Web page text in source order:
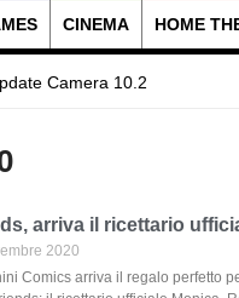
CINEMA HOME
3G, due accessori ad
arriva il ricettario
2020
Comics arriva il regalo perfetto